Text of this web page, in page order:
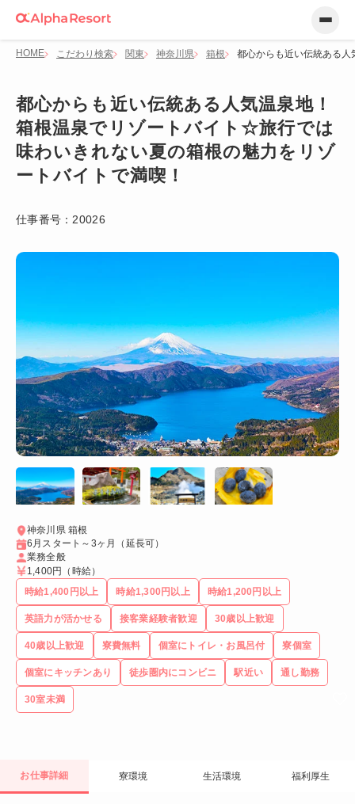
HOME こだわり検索 関東 神奈川県 箱根 都心からも近い伝統ある
都心からも近い伝統ある人気温泉地！
箱根温泉でリゾートバイト☆旅行では
味わいきれない夏の箱根の魅力をリゾ
ートバイトで満喫！
仕事番号： 20026
神奈川県 箱根
6月スタート～3ヶ月（延長可）
業務全般
1,400円 （時給）
時給1,400円以上
時給1,300円以上 時給1,200円以上
英語力が活かせる 接客業経験者歓迎 30歳以上歓迎
40歳以上歓迎 寮費無料 個室にトイレ・お風呂付 寮個室
個室にキッチンあり 徒歩圏内にコンビニ 駅近い 通し勤務
30室未満
お仕事詳細 寮環境 生活環境 福利厚生